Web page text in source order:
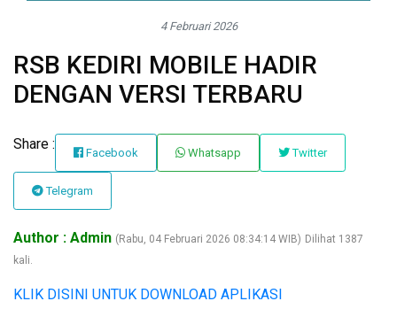
4 Februari 2026
RSB KEDIRI MOBILE HADIR
DENGAN VERSI TERBARU
Share :
Facebook Whatsapp Twitter
Telegram
Author : Admin (Rabu, 04 Februari 2026 08:34:14 WIB) Dilihat 1387
kali.
KLIK DISINI UNTUK DOWNLOAD APLIKASI